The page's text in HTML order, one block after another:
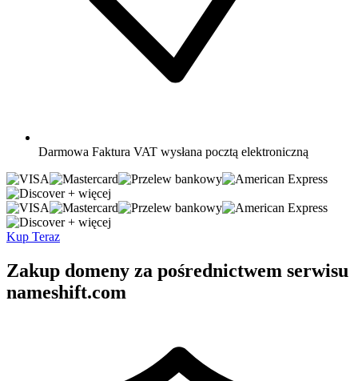
Darmowa Faktura VAT wysłana pocztą elektroniczną
+ więcej
+ więcej
Kup Teraz
Zakup domeny za pośrednictwem serwisu
nameshift.com